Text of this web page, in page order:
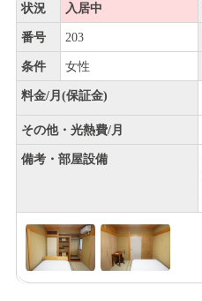
状況 入居中
番号 203
条件 女性
料金/月(保証金)
その他・光熱費/月
備考・部屋設備